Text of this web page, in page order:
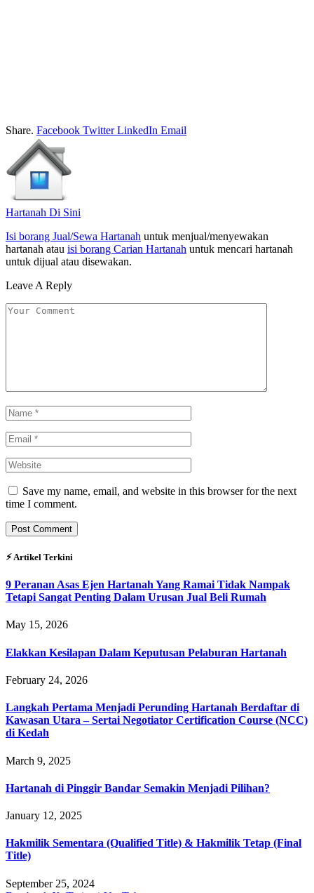
Share. Facebook Twitter LinkedIn Email
Hartanah Di Sini
Isi borang Jual/Sewa Hartanah untuk menjual/menyewakan
hartanah atau isi borang Carian Hartanah untuk mencari hartanah
untuk dijual atau disewakan.
Leave A Reply
Save my name, email, and website in this browser for the next
time I comment.
⚡︎ Artikel Terkini
9 Peranan Asas Ejen Hartanah Yang Ramai Tidak Nampak
Tetapi Sangat Penting Dalam Urusan Jual Beli Rumah
May 15, 2026
Elakkan Kesilapan Dalam Keputusan Pelaburan Hartanah
February 24, 2026
Langkah Pertama Menjadi Perunding Hartanah Berdaftar di
Kawasan Utara – Sertai Negotiator Certification Course (NCC)
di Kedah
March 9, 2025
Hartanah di Pinggir Bandar Semakin Menjadi Pilihan?
January 12, 2025
Hakmilik Sementara (Qualified Title) & Hakmilik Tetap (Final
Title)
September 25, 2024